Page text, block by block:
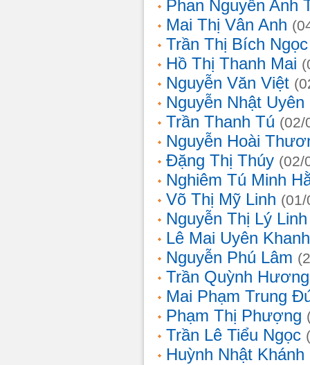
Phan Nguyễn Anh
Mai Thị Vân Anh
Trần Thị Bích Ngọc
Hồ Thị Thanh Mai
Nguyễn Văn Việt
Nguyễn Nhật Uyên
Trần Thanh Tú (02/
Nguyễn Hoài
Đặng Thị Thúy (02/
Nghiêm Tú Minh
Võ Thị Mỹ Linh
Nguyễn Thị Lý Linh
Lê Mai Uyên Khanh
Nguyễn Phú Lâm
Trần Quỳnh Hương
Mai Phạm Trung
Phạm Thị Phượng
Trần Lê Tiểu Ngọc
Huỳnh Nhật Khánh